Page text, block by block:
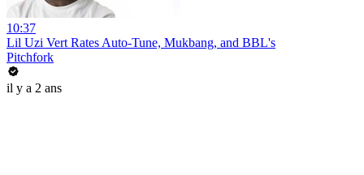
10:37
Lil Uzi Vert Rates Auto-Tune, Mukbang, and BBL's
Pitchfork
il y a 2 ans